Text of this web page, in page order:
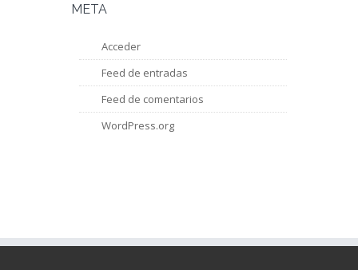
META
Acceder
Feed de entradas
Feed de comentarios
WordPress.org